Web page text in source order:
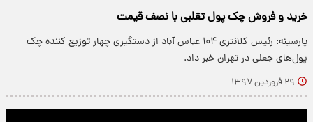
خرید و فروش چک پول تقلبی با نصف قیمت
پارسینه: رئیس کلانتری ۱۰۴ عباس آباد از دستگیری چهار توزیع کننده چک
پول‌های جعلی در تهران خبر داد.
۲۹ فروردین ۱۳۹۷